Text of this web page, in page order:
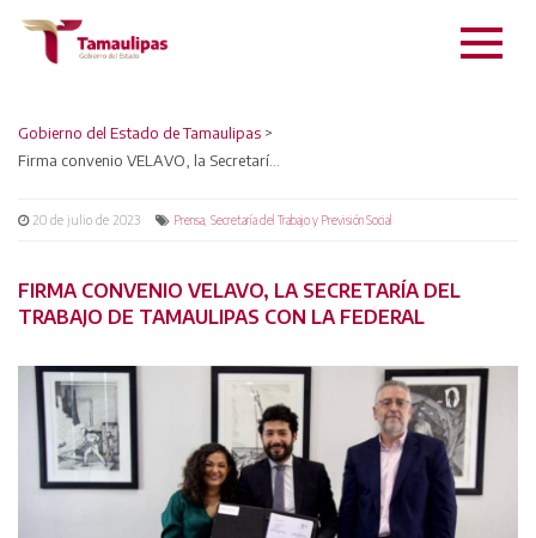
Gobierno del Estado de Tamaulipas >
20 de julio de 2023 Prensa Secretaría del Trabajo y Previsión Social
FIRMA CONVENIO VELAVO, LA SECRETARÍA DEL
TRABAJO DE TAMAULIPAS CON LA FEDERAL